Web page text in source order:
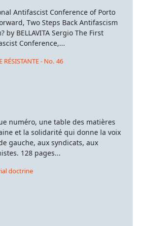
Antifascist Conference of Porto
Two Steps Back Antifascism
by BELLAVITA Sergio The First
Conference,...
RÉSISTANTE - No. 46
numéro, une table des matières
et la solidarité qui donne la voix
gauche, aux syndicats, aux
128 pages...
doctrine